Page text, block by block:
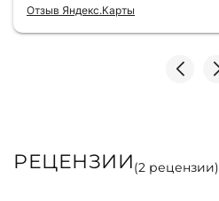
Отзыв Яндекс.Карты
РЕЦЕНЗИИ(2 рецензии)